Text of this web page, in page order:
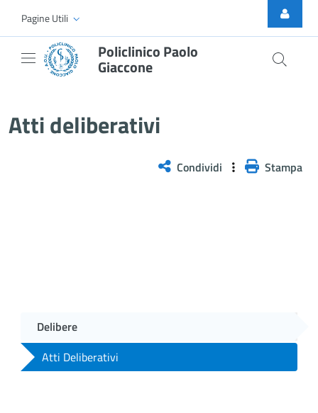
Skip to Main Content
Pagine Utili
Policlinico Paolo
Giaccone
Atti deliberativi
Condividi Stampa
Delibere
Atti Deliberativi